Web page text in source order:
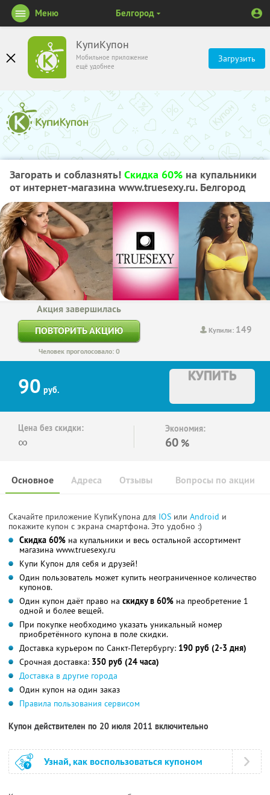
КупиКупон
Мобильное приложение
ещё удобнее
Загрузить
Меню Белгород
Загорать и соблазнять! Скидка 60% на купальники
от интернет-магазина www.truesexy.ru. Белгород
Купили: 149
Акция завершилась
ПОВТОРИТЬ АКЦИЮ
Человек проголосовало: 0
90 руб.
КУПИТЬ
Цена без скидки:
∞
Экономия:
60 %
Основное Отзывы Вопросы по акции
Адреса
Скачайте приложение КупиКупона для IOS или Android и
покажите купон с экрана смартфона. Это удобно :)
Cкидка 60% на купальники и весь остальной ассортимент
магазина www.truesexy.ru
Купи Купон для себя и друзей!
Один пользователь может купить неограниченное количество
купонов.
Один купон даёт право на скидку в 60% на преобретение 1
одной и более вещей.
При покупке необходимо указать уникальный номер
приобретённого купона в поле скидки.
Доставка курьером по Санкт-Петербургу: 190 руб (2-3 дня)
Срочная доставка: 350 руб (24 часа)
Доставка в другие города
Один купон на один заказ
Правила пользования сервисом
Купон действителен по 20 июля 2011 включительно
Узнай, как воспользоваться купоном